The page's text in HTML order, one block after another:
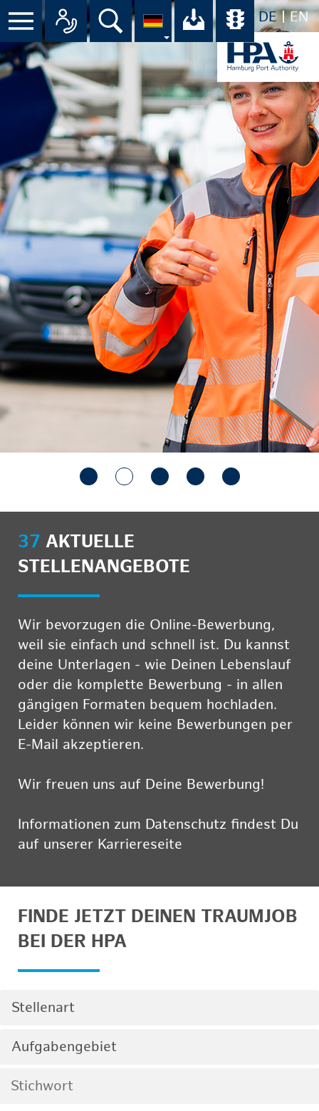
DE EN
Menü Alle Ansprechpartner im
Suche Ihr Download-
37 AKTUELLE
STELLENANGEBOTE
Wir bevorzugen die Online-Bewerbung,
weil sie einfach und schnell ist. Du kannst
deine Unterlagen - wie Deinen Lebenslauf
oder die komplette Bewerbung - in allen
gängigen Formaten bequem hochladen.
Leider können wir keine Bewerbungen per
E-Mail akzeptieren.
Wir freuen uns auf Deine Bewerbung!
Informationen zum Datenschutz findest Du
auf unserer Karriereseite
FINDE JETZT DEINEN TRAUMJOB
BEI DER HPA
Stellenart
Aufgabengebiet